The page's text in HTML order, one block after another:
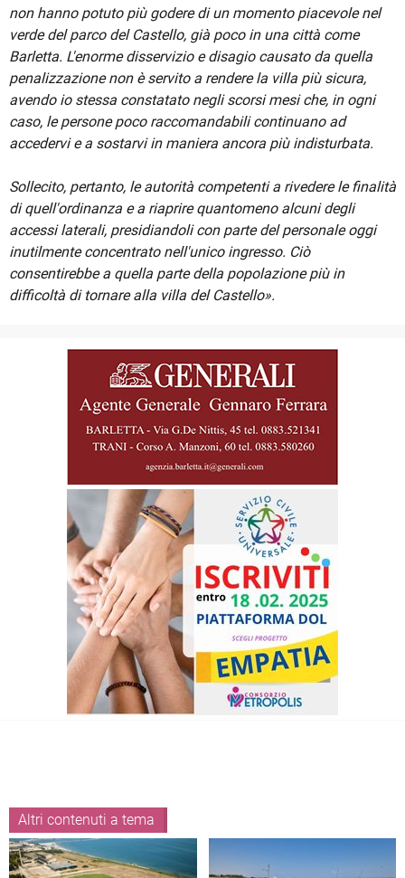
non hanno potuto più godere di un momento piacevole nel
verde del parco del Castello, già poco in una città come
Barletta. L'enorme disservizio e disagio causato da quella
penalizzazione non è servito a rendere la villa più sicura,
avendo io stessa constatato negli scorsi mesi che, in ogni
caso, le persone poco raccomandabili continuano ad
accedervi e a sostarvi in maniera ancora più indisturbata.
Sollecito, pertanto, le autorità competenti a rivedere le finalità
di quell'ordinanza e a riaprire quantomeno alcuni degli
accessi laterali, presidiandoli con parte del personale oggi
inutilmente concentrato nell'unico ingresso. Ciò
consentirebbe a quella parte della popolazione più in
difficoltà di tornare alla villa del Castello».
Altri contenuti a tema